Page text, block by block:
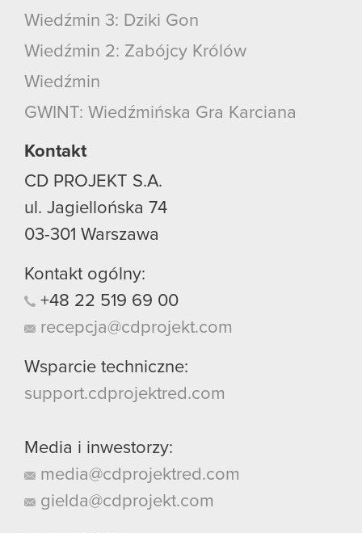
Wiedźmin 3: Dziki Gon
Wiedźmin 2: Zabójcy Królów
Wiedźmin
GWINT: Wiedźmińska Gra Karciana
Kontakt
CD PROJEKT S.A.
ul. Jagiellońska 74
03-301 Warszawa
Kontakt ogólny:
+48 22 519 69 00
recepcja@cdprojekt.com
Wsparcie techniczne:
support.cdprojektred.com
Media i inwestorzy:
media@cdprojektred.com
gielda@cdprojekt.com